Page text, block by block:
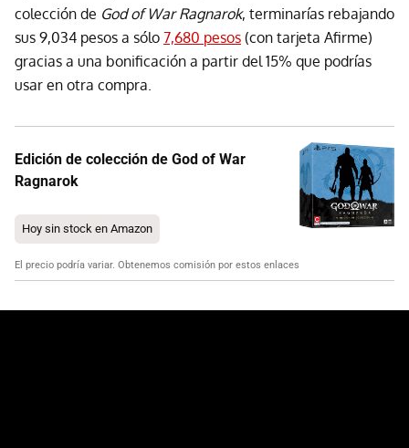
colección de God of War Ragnarok, terminarías rebajando
sus 9,034 pesos a sólo 7,680 pesos (con tarjeta Afirme)
gracias a una bonificación a partir del 15% que podrías
usar en otra compra.
Edición de colección de God of War
Ragnarok
Hoy sin stock en Amazon
El precio podría variar. Obtenemos comisión por estos enlaces